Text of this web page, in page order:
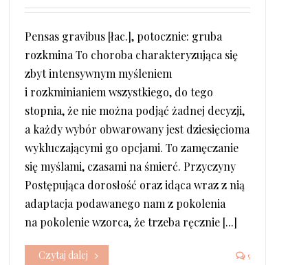
Pensas gravibus [łac.], potocznie: gruba
rozkmina To choroba charakteryzująca się
zbyt intensywnym myśleniem
i rozkminianiem wszystkiego, do tego
stopnia, że nie można podjąć żadnej decyzji,
a każdy wybór obwarowany jest dziesięcioma
wykluczającymi go opcjami. To zamęczanie
się myślami, czasami na śmierć. Przyczyny
Postępująca dorosłość oraz idąca wraz z nią
adaptacja podawanego nam z pokolenia
na pokolenie wzorca, że trzeba ręcznie [...]
Czytaj dalej 5